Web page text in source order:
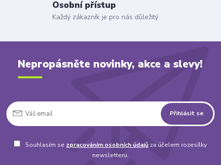
Osobní přístup
Každý zákazník je pro nás důležitý
Nepropásněte novinky, akce a slevy!
Přihlásit se
Souhlasím se zpracováním osobních údajů za účelem rozesílky
newsletteru.